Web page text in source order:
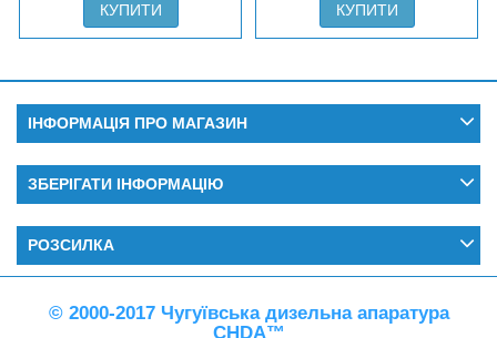
КУПИТИ КУПИТИ
ІНФОРМАЦІЯ ПРО МАГАЗИН
ЗБЕРІГАТИ ІНФОРМАЦІЮ
РОЗСИЛКА
© 2000-2017 Чугуївська дизельна апаратура
CHDA™